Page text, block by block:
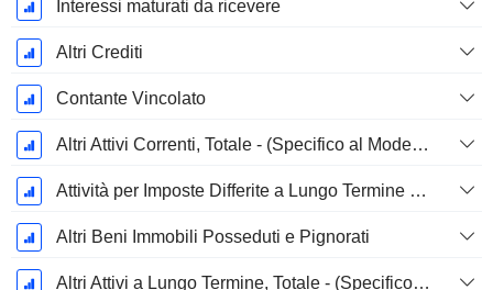
Interessi maturati da ricevere
Altri Crediti
Contante Vincolato
Altri Attivi Correnti, Totale - (Specifico al Modello)
Attività per Imposte Differite a Lungo Termine (Riscosse)
Altri Beni Immobili Posseduti e Pignorati
Altri Attivi a Lungo Termine, Totale - (Specifico al Modello)